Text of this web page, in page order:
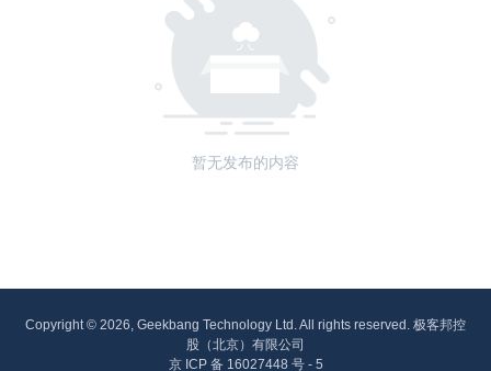
暂无发布的内容
Copyright © 2026, Geekbang Technology Ltd. All rights reserved. 极客邦控
股（北京）有限公司
京 ICP 备 16027448 号 - 5